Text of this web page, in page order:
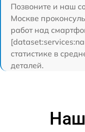
Позвоните и наш
Москве
работ над
статистике в
деталей.